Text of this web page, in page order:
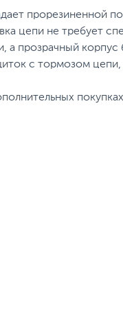
прорезиненной
цепи не требует
прозрачный корпус
с тормозом